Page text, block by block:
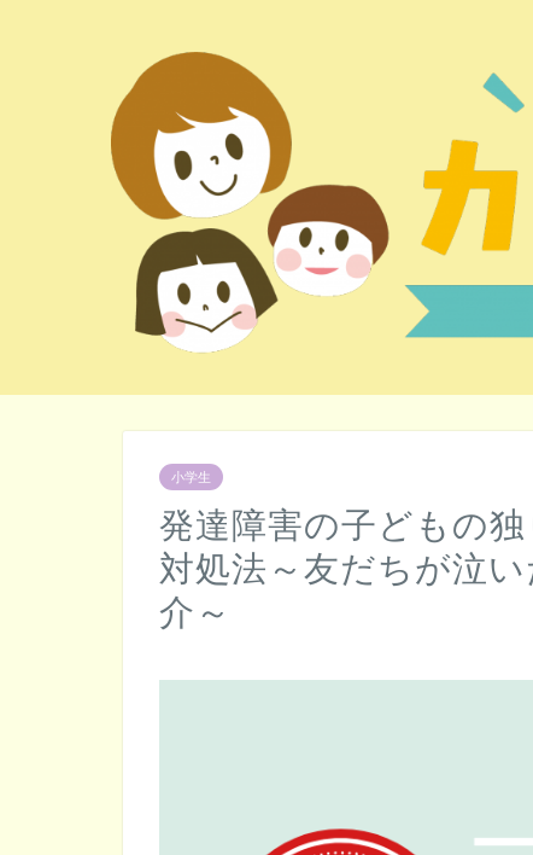
小学生
発達障害の子どもの
対処法～友だちが泣
介～